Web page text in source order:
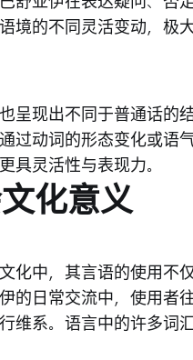
境的不同灵活变动，极
呈现出不同于普通话的
过动词的形态变化或语
具灵活性与表现力。
化意义
化中，其言语的使用不
的日常交流中，使用者
维系。语言中的许多词